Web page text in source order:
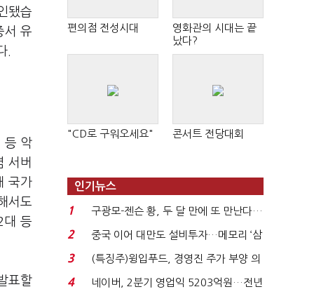
됐습
서 유
.
등 악
서버
국가
서도
대 등
표할
편의점 전성시대
영화관의 시대는 끝
났다?
"CD로 구워오세요" 콘서트 전당대회
인기뉴스
1
구광모-젠슨 황, 두 달 만에 또 만난다…
로봇·AI 등 논...
2
중국 이어 대만도 설비투자…메모리 ‘삼
국전쟁’
3
(특징주)윙입푸드, 경영진 주가 부양 의
지에 상한가...
4
네이버, 2분기 영업익 5203억원…전년